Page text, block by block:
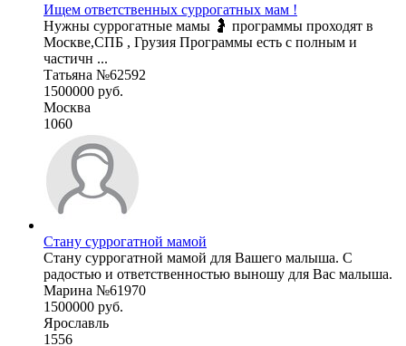
Ищем ответственных суррогатных мам !
Нужны суррогатные мамы 🤰 программы проходят в
Москве,СПБ , Грузия Программы есть с полным и
частичн ...
Татьяна №62592
1500000 руб.
Москва
1060
Стану суррогатной мамой
Стану суррогатной мамой для Вашего малыша. С
радостью и ответственностью выношу для Вас малыша.
Марина №61970
1500000 руб.
Ярославль
1556